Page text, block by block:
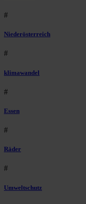
#
Niederösterreich
#
klimawandel
#
Essen
#
Räder
#
Umweltschutz